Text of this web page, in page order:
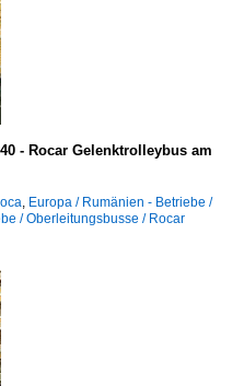
- Rocar Gelenktrolleybus am
, Europa / Rumänien - Betriebe /
/ Oberleitungsbusse / Rocar